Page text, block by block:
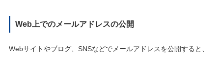
Web上でのメールアドレスの公開
Webサイトやブログ、SNSなどでメールアドレスを公開すると、